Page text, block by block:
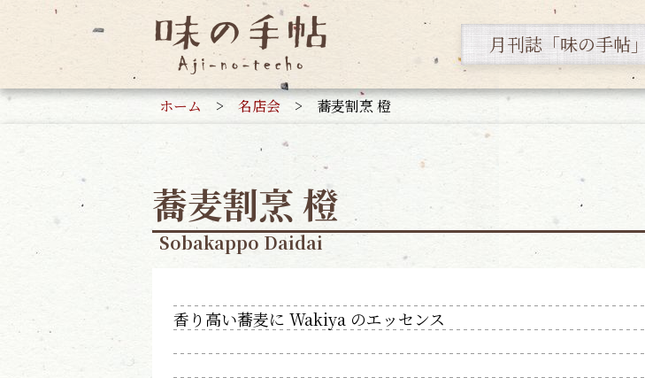
月刊誌「味の手帖」
ホーム > 名店会 > 蕎麦割烹 橙
蕎麦割烹 橙
Sobakappo Daidai
香り高い蕎麦に Wakiya のエッセンス